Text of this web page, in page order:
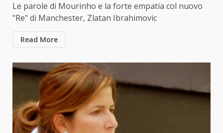
Le parole di Mourinho e la forte empatia col nuovo
"Re" di Manchester, Zlatan Ibrahimovic
Read More